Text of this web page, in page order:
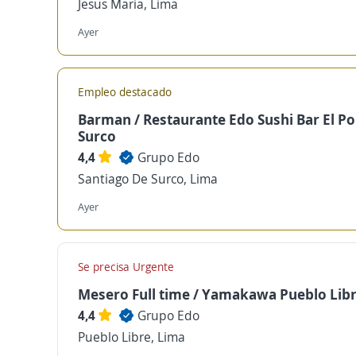
Jesus Maria, Lima
Ayer
Empleo destacado
Barman / Restaurante Edo Sushi Bar El
Surco
4,4
Grupo Edo
Santiago De Surco, Lima
Ayer
Se precisa Urgente
Mesero Full time / Yamakawa Pueblo
4,4
Grupo Edo
Pueblo Libre, Lima